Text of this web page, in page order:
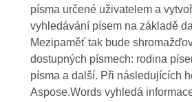
písma určené uživatelem a
vyhledávání písem na základě
Mezipaměť tak bude
dostupných písmech: rodina
písma a další. Při následujících
Aspose.Words vyhledá